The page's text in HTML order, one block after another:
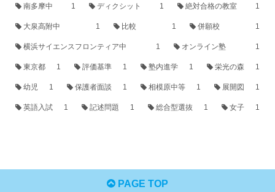
南多摩中 1 ディクシット 1 絶対合格の教室 1
大泉高附中 1 比較 1 併願校 1
横浜サイエンスフロンティア中 1 オンライン塾 1
東京都 1 評価基準 1 塾内進学 1 栄光の森 1
幼児 1 保護者面談 1 相模原中等 1 展開図 1
英語入試 1 記述問題 1 総合型選抜 1 女子 1
PAGE TOP